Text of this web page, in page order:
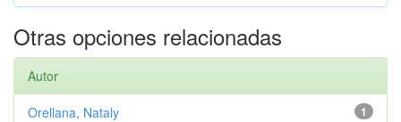
Otras opciones relacionadas
Autor
1
Orellana, Nataly